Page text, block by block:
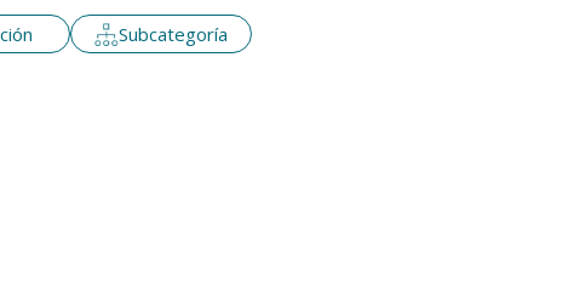
Subcategoría